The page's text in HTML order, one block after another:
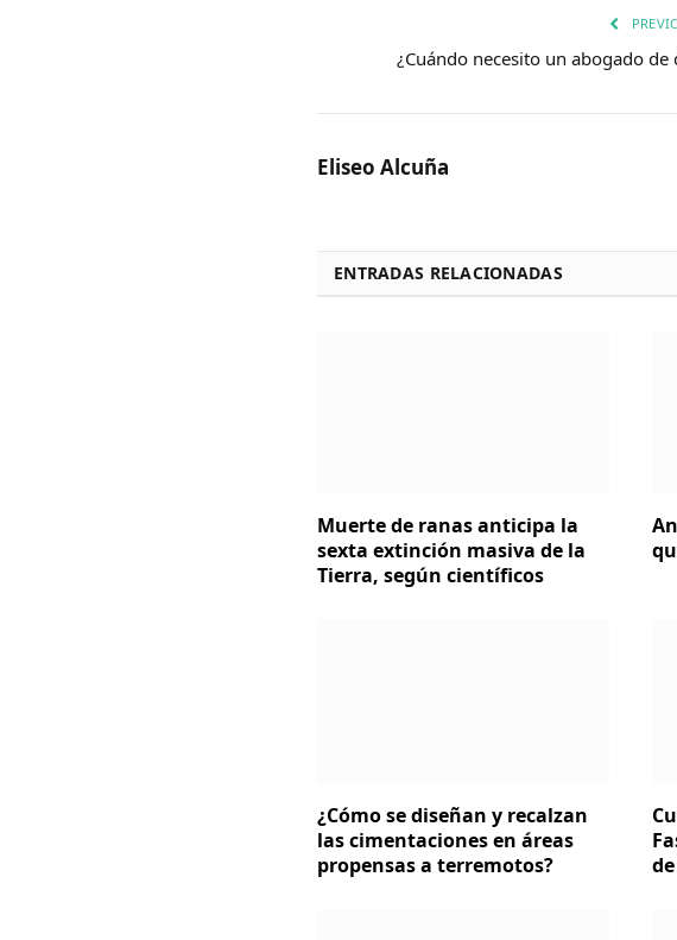
¿Cuándo necesito un abogado de
Eliseo Alcuña
ENTRADAS RELACIONADAS
Muerte de ranas anticipa la
sexta extinción masiva de la
Tierra, según científicos
¿Cómo se diseñan y recalzan
las cimentaciones en áreas
propensas a terremotos?